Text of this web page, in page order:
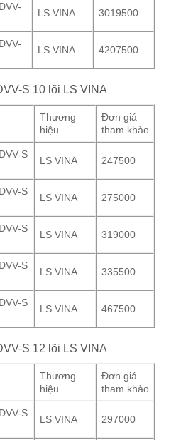
LS VINA 3019500
LS VINA 4207500
S 10 lõi LS VINA
Thương
hiệu
Đơn giá
tham khảo
S
LS VINA 247500
S
LS VINA 275000
S
LS VINA 319000
S
LS VINA 335500
S
LS VINA 467500
S 12 lõi LS VINA
Thương
hiệu
Đơn giá
tham khảo
S
LS VINA 297000